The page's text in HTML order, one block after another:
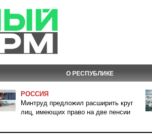
О РЕСПУБЛИКЕ
РОССИЯ
Минтруд предложил расширить круг
лиц, имеющих право на две пенсии